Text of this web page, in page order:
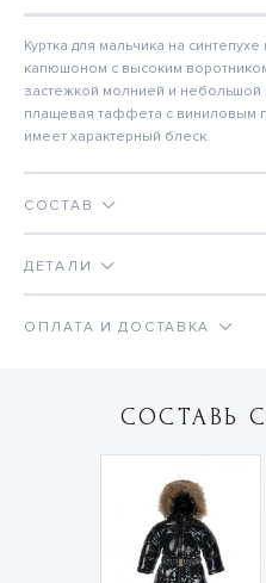
Куртка для мальчика на
капюшоном с высоким
застежкой молнией и небольшой
плащевая таффета с виниловым
имеет характерный блеск.
СОСТАВ
ДЕТАЛИ
ОПЛАТА И ДОСТАВКА
СОСТАВЬ